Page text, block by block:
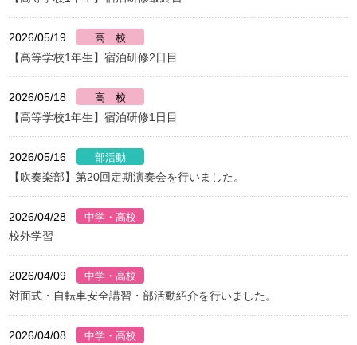
2026/05/19
【高等学校1年生】宿泊研修2日目
2026/05/18
【高等学校1年生】宿泊研修1日目
2026/05/16
【吹奏楽部】第20回定期演奏会を行いました。
2026/04/28
校外学習
2026/04/09
対面式・自転車安全講習・部活動紹介を行いました。
2026/04/08